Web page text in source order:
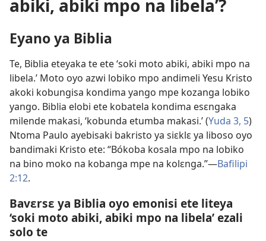
abiki, abiki mpo na libela’?
Eyano ya Biblia
Te, Biblia eteyaka te ete ‘soki moto abiki, abiki mpo na
libela.’ Moto oyo azwi lobiko mpo andimeli Yesu Kristo
akoki kobungisa kondima yango mpe kozanga lobiko
yango. Biblia elobi ete kobatela kondima esɛngaka
milende makasi, ‘kobunda etumba makasi.’ (Yuda 3, 5)
Ntoma Paulo ayebisaki bakristo ya siɛklɛ ya liboso oyo
bandimaki Kristo ete: “Bókoba kosala mpo na lobiko
na bino moko na kobanga mpe na kolɛnga.”​—Bafilipi
2:12.
Bavɛrsɛ ya Biblia oyo emonisi ete liteya
‘soki moto abiki, abiki mpo na libela’ ezali
solo te